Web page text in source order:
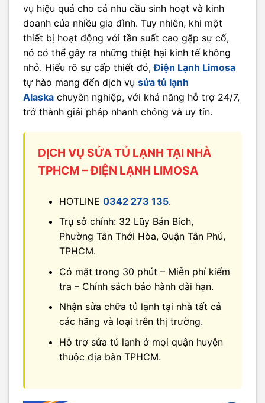
vụ hiệu quả cho cả nhu cầu sinh hoạt và kinh
doanh của nhiều gia đình. Tuy nhiên, khi một
thiết bị hoạt động với tần suất cao gặp sự cố,
nó có thể gây ra những thiệt hại kinh tế không
nhỏ. Hiểu rõ sự cấp thiết đó,Điện Lạnh Limosa
tự hào mang đến dịch vụ sửa tủ lạnh
Alaska chuyên nghiệp, với khả năng hỗ trợ 24/7,
trở thành giải pháp nhanh chóng và uy tín.
DỊCH VỤ SỬA TỦ LẠNH TẠI NHÀ
TPHCM – ĐIỆN LẠNH LIMOSA
HOTLINE 0342 273 135.
Trụ sở chính: 32 Lũy Bán Bích,
Phường Tân Thới Hòa, Quận Tân Phú,
TPHCM.
Có mặt trong 30 phút – Miễn phí kiểm
tra – Chính sách bảo hành dài hạn.
Nhận sửa chữa tủ lạnh tại nhà tất cả
các hãng và loại trên thị trường.
Hỗ trợ sửa tủ lạnh ở mọi quận huyện
thuộc địa bàn TPHCM.